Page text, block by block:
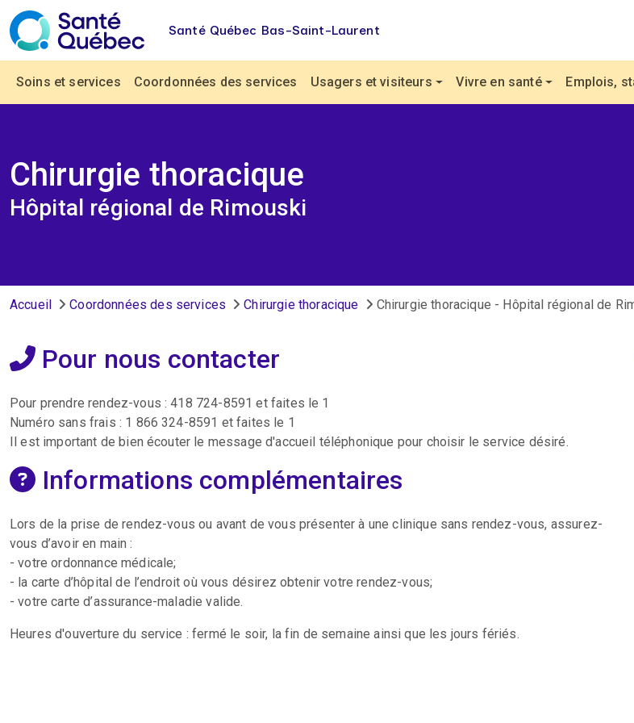
Aller au contenu principal
Santé Québec Bas-Saint-Laurent
Navigation principale
Soins et services Coordonnées des services Usagers et visiteurs Vivre en santé Emplois,
Chirurgie thoracique
Hôpital régional de Rimouski
Fil d'Ariane
Accueil Coordonnées des services Chirurgie thoracique Chirurgie thoracique - Hôpital régional de
Pour nous contacter
Pour prendre rendez-vous : 418 724-8591 et faites le 1
Numéro sans frais : 1 866 324-8591 et faites le 1
Il est important de bien écouter le message d'accueil téléphonique pour choisir le service désiré.
Informations complémentaires
Lors de la prise de rendez-vous ou avant de vous présenter à une clinique sans rendez-vous, assurez-
vous d’avoir en main :
- votre ordonnance médicale;
- la carte d’hôpital de l’endroit où vous désirez obtenir votre rendez-vous;
- votre carte d’assurance-maladie valide.
Heures d'ouverture du service : fermé le soir, la fin de semaine ainsi que les jours fériés.